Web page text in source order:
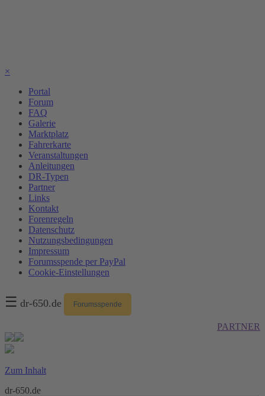
×
Portal
Forum
FAQ
Galerie
Marktplatz
Fahrerkarte
Veranstaltungen
Anleitungen
DR-Typen
Partner
Links
Kontakt
Forenregeln
Datenschutz
Nutzungsbedingungen
Impressum
Forumsspende per PayPal
Cookie-Einstellungen
☰ dr-650.de Forumsspende
PARTNER
Zum Inhalt
dr-650.de